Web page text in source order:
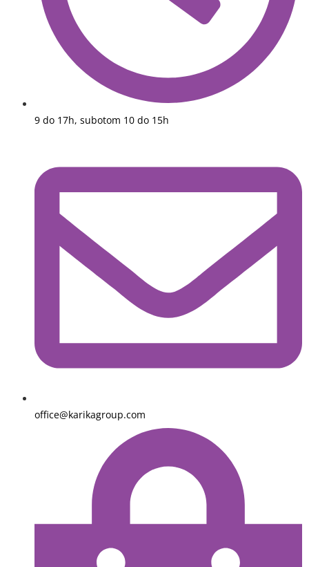
9 do 17h, subotom 10 do 15h
office@karikagroup.com